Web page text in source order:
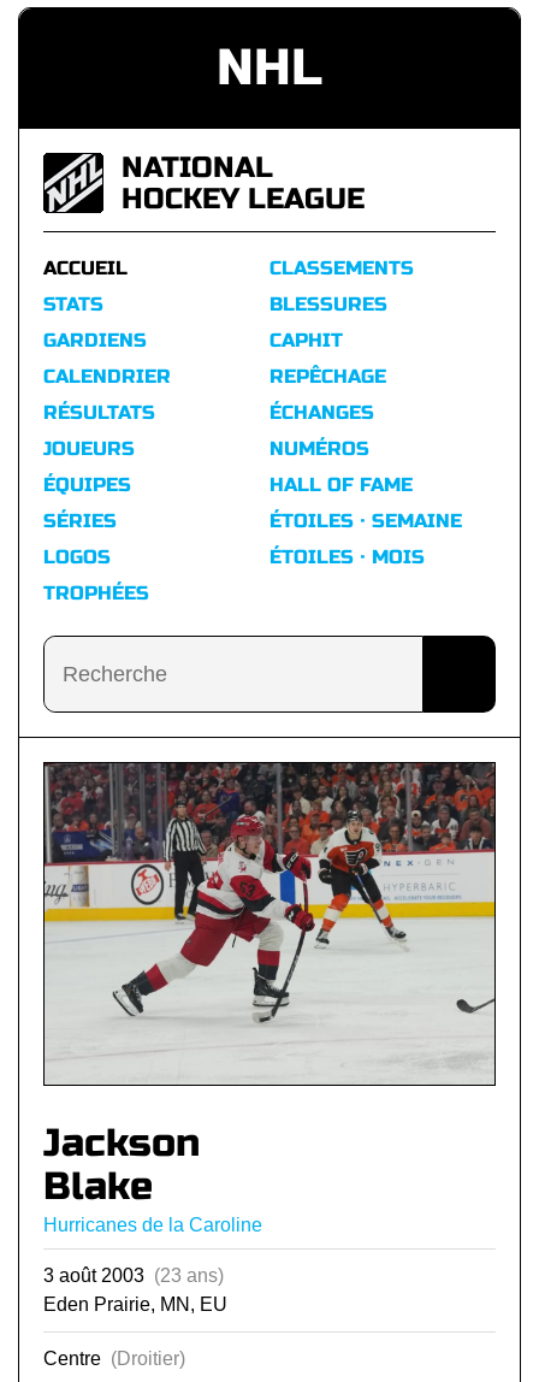
NHL
NATIONAL
HOCKEY LEAGUE
ACCUEIL
STATS
GARDIENS
CALENDRIER
RÉSULTATS
CLASSEMENTS
BLESSURES
CAPHIT
REPÊCHAGE
ÉCHANGES
JOUEURS
ÉQUIPES
SÉRIES
LOGOS
TROPHÉES
NUMÉROS
HALL OF FAME
ÉTOILES · SEMAINE
ÉTOILES · MOIS
Jackson
Blake
Hurricanes de la Caroline
3 août 2003 (23 ans)
Eden Prairie, MN, EU
Centre (Droitier)